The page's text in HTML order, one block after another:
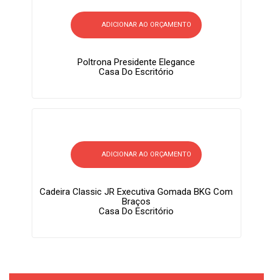
ADICIONAR AO ORÇAMENTO
Poltrona Presidente Elegance
Casa Do Escritório
ADICIONAR AO ORÇAMENTO
Cadeira Classic JR Executiva Gomada BKG Com
Braços
Casa Do Escritório